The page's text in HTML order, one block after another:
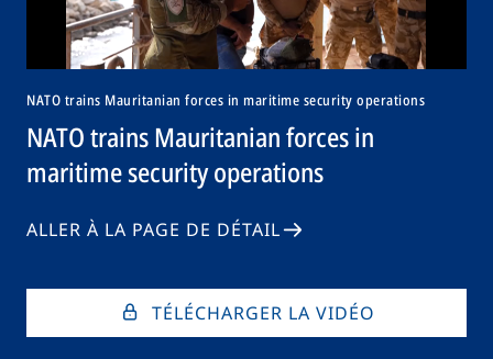
NATO trains Mauritanian forces in maritime security operations
NATO trains Mauritanian forces in
maritime security operations
ALLER À LA PAGE DE DÉTAIL
TÉLÉCHARGER LA VIDÉO